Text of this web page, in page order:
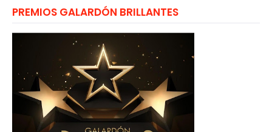
PREMIOS GALARDÓN BRILLANTES